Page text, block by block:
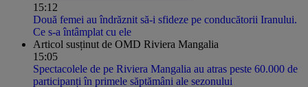
15:12
Două femei au îndrăznit să-i sfideze pe conducătorii Iranului.
Ce s-a întâmplat cu ele
Articol susținut de OMD Riviera Mangalia
15:05
Spectacolele de pe Riviera Mangalia au atras peste 60.000 de
participanți în primele săptămâni ale sezonului